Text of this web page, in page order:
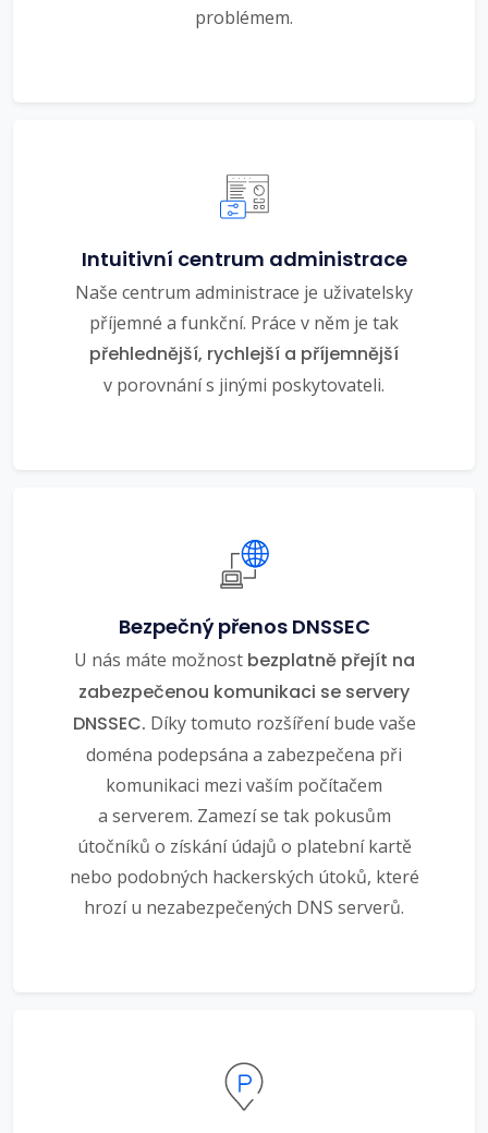
problémem.
Intuitivní centrum administrace
Naše centrum administrace je uživatelsky
příjemné a funkční. Práce v něm je tak
přehlednější, rychlejší a příjemnější
v porovnání s jinými poskytovateli.
Bezpečný přenos DNSSEC
U nás máte možnost bezplatně přejít na
zabezpečenou komunikaci se servery
DNSSEC. Díky tomuto rozšíření bude vaše
doména podepsána a zabezpečena při
komunikaci mezi vaším počítačem
a serverem. Zamezí se tak pokusům
útočníků o získání údajů o platební kartě
nebo podobných hackerských útoků, které
hrozí u nezabezpečených DNS serverů.